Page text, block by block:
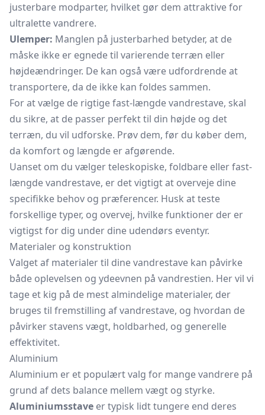
justerbare modparter, hvilket gør dem attraktive for
ultralette vandrere.
Ulemper: Manglen på justerbarhed betyder, at de
måske ikke er egnede til varierende terræn eller
højdeændringer. De kan også være udfordrende at
transportere, da de ikke kan foldes sammen.
For at vælge de rigtige fast-længde vandrestave, skal
du sikre, at de passer perfekt til din højde og det
terræn, du vil udforske. Prøv dem, før du køber dem,
da komfort og længde er afgørende.
Uanset om du vælger teleskopiske, foldbare eller fast-
længde vandrestave, er det vigtigt at overveje dine
specifikke behov og præferencer. Husk at teste
forskellige typer, og overvej, hvilke funktioner der er
vigtigst for dig under dine udendørs eventyr.
Materialer og konstruktion
Valget af materialer til dine vandrestave kan påvirke
både oplevelsen og ydeevnen på vandrestien. Her vil vi
tage et kig på de mest almindelige materialer, der
bruges til fremstilling af vandrestave, og hvordan de
påvirker stavens vægt, holdbarhed, og generelle
effektivitet.
Aluminium
Aluminium er et populært valg for mange vandrere på
grund af dets balance mellem vægt og styrke.
Aluminiumsstave er typisk lidt tungere end deres